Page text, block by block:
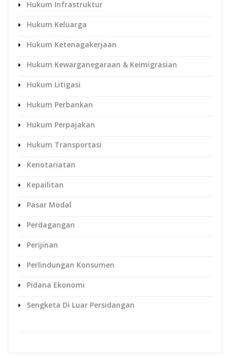
Hukum Infrastruktur
Hukum Keluarga
Hukum Ketenagakerjaan
Hukum Kewarganegaraan & Keimigrasian
Hukum Litigasi
Hukum Perbankan
Hukum Perpajakan
Hukum Transportasi
Kenotariatan
Kepailitan
Pasar Modal
Perdagangan
Perijinan
Perlindungan Konsumen
Pidana Ekonomi
Sengketa Di Luar Persidangan